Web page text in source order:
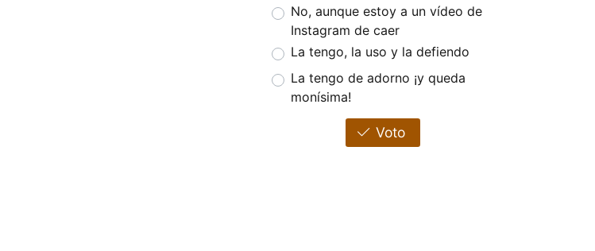
No, aunque estoy a un vídeo de
Instagram de caer
La tengo, la uso y la defiendo
La tengo de adorno ¡y queda
monísima!
Voto